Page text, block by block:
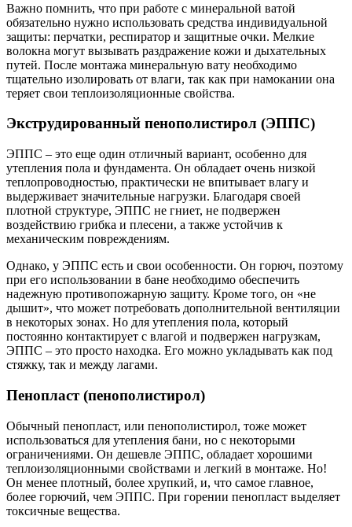
Важно помнить, что при работе с минеральной ватой
обязательно нужно использовать средства индивидуальной
защиты: перчатки, респиратор и защитные очки. Мелкие
волокна могут вызывать раздражение кожи и дыхательных
путей. После монтажа минеральную вату необходимо
тщательно изолировать от влаги, так как при намокании она
теряет свои теплоизоляционные свойства.
Экструдированный пенополистирол (ЭППС)
ЭППС – это еще один отличный вариант, особенно для
утепления пола и фундамента. Он обладает очень низкой
теплопроводностью, практически не впитывает влагу и
выдерживает значительные нагрузки. Благодаря своей
плотной структуре, ЭППС не гниет, не подвержен
воздействию грибка и плесени, а также устойчив к
механическим повреждениям.
Однако, у ЭППС есть и свои особенности. Он горюч, поэтому
при его использовании в бане необходимо обеспечить
надежную противопожарную защиту. Кроме того, он «не
дышит», что может потребовать дополнительной вентиляции
в некоторых зонах. Но для утепления пола, который
постоянно контактирует с влагой и подвержен нагрузкам,
ЭППС – это просто находка. Его можно укладывать как под
стяжку, так и между лагами.
Пенопласт (пенополистирол)
Обычный пенопласт, или пенополистирол, тоже может
использоваться для утепления бани, но с некоторыми
ограничениями. Он дешевле ЭППС, обладает хорошими
теплоизоляционными свойствами и легкий в монтаже. Но!
Он менее плотный, более хрупкий, и, что самое главное,
более горючий, чем ЭППС. При горении пенопласт выделяет
токсичные вещества.